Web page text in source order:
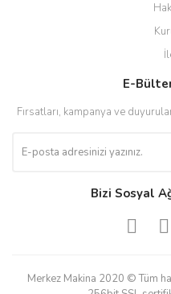
E-
Fırsatları, kampanya ve
Bizi Sosyal
Merkez Makina 2020 © Tüm